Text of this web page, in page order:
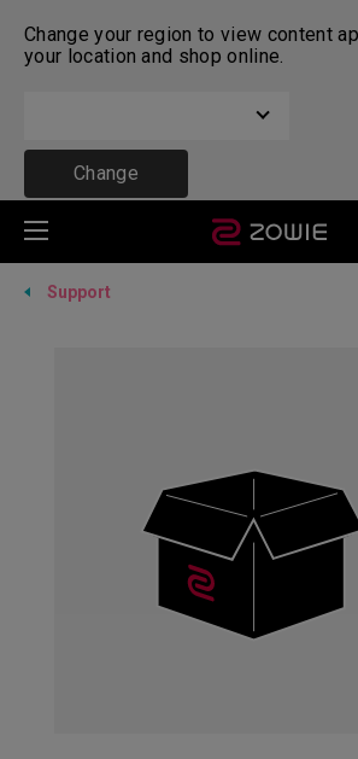
Change your region to view content
your location and shop online.
Change
Support